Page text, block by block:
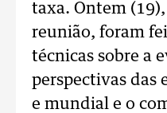
taxa. Ontem
reunião, foram
técnicas sobre a
perspectivas das
e mundial e o